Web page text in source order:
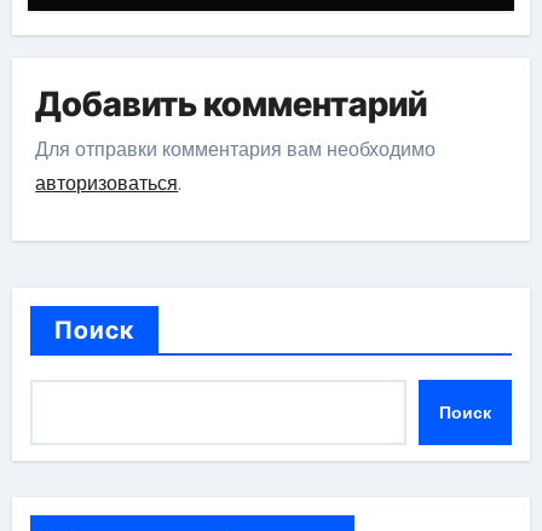
Добавить комментарий
Для отправки комментария вам необходимо
авторизоваться.
Поиск
Поиск